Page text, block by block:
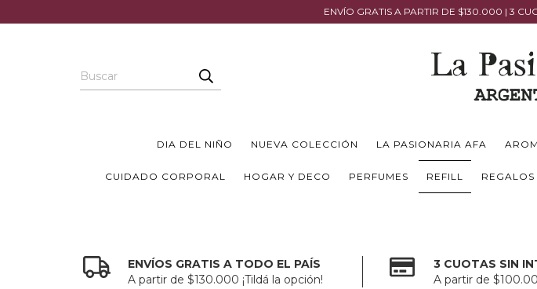
ENVÍO GRATIS A PARTIR DE $130.000 | 3
DIA DEL NIÑO NUEVA COLECCIÓN LA PASIONARIA AFA
CUIDADO CORPORAL HOGAR Y DECO PERFUMES REFILL REGALOS
ENVÍOS GRATIS A TODO EL PAÍS
A partir de $130.000 ¡Tildá la opción!
3 CUOTAS SIN
A partir de